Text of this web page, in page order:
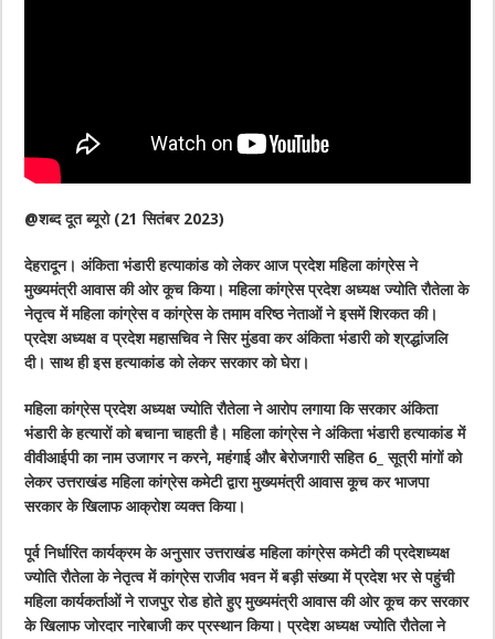
@शब्द दूत ब्यूरो (21 सितंबर 2023)
देहरादून। अंकिता भंडारी हत्याकांड को लेकर आज प्रदेश महिला कांग्रेस ने
मुख्यमंत्री आवास की ओर कूच किया। महिला कांग्रेस प्रदेश अध्यक्ष ज्योति रौतेला के
नेतृत्व में महिला कांग्रेस व कांग्रेस के तमाम वरिष्ठ नेताओं ने इसमें शिरकत की।
प्रदेश अध्यक्ष व प्रदेश महासचिव ने सिर मुंडवा कर अंकिता भंडारी को श्रद्धांजलि
दी। साथ ही इस हत्याकांड को लेकर सरकार को घेरा।
महिला कांग्रेस प्रदेश अध्यक्ष ज्योति रौतेला ने आरोप लगाया कि सरकार अंकिता
भंडारी के हत्यारों को बचाना चाहती है। महिला कांग्रेस ने अंकिता भंडारी हत्याकांड में
वीवीआईपी का नाम उजागर न करने, महंगाई और बेरोजगारी सहित 6_ सूत्री मांगों को
लेकर उत्तराखंड महिला कांग्रेस कमेटी द्वारा मुख्यमंत्री आवास कूच कर भाजपा
सरकार के खिलाफ आक्रोश व्यक्त किया।
पूर्व निर्धारित कार्यक्रम के अनुसार उत्तराखंड महिला कांग्रेस कमेटी की प्रदेशध्यक्ष
ज्योति रौतेला के नेतृत्व में कांग्रेस राजीव भवन में बड़ी संख्या में प्रदेश भर से पहुंची
महिला कार्यकर्ताओं ने राजपुर रोड होते हुए मुख्यमंत्री आवास की ओर कूच कर सरकार
के खिलाफ जोरदार नारेबाजी कर प्रस्थान किया। प्रदेश अध्यक्ष ज्योति रौतेला ने